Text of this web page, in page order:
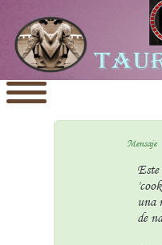
Mensaje
una
de